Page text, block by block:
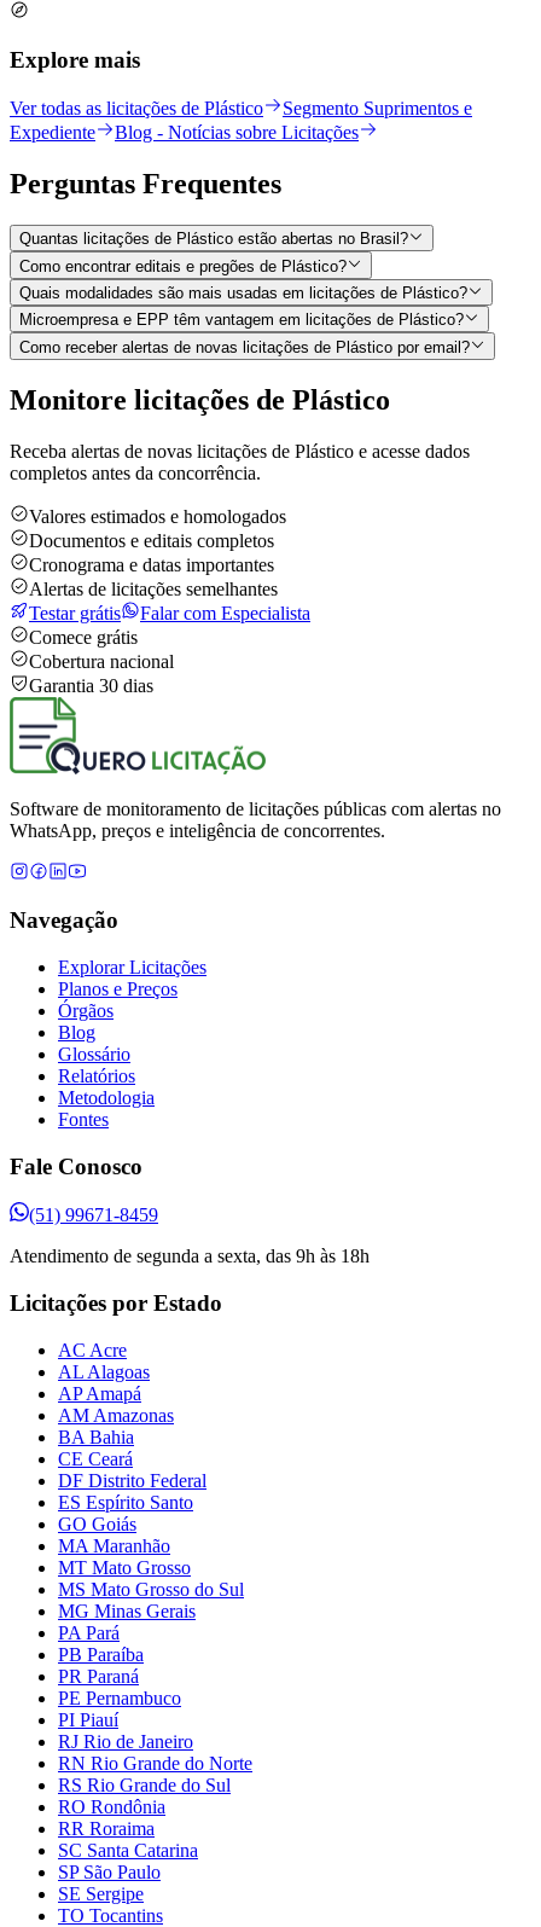
Explore mais
Ver todas as licitações de Plástico
Segmento Suprimentos e
Expediente
Blog - Notícias sobre Licitações
Perguntas Frequentes
Quantas licitações de Plástico estão abertas no Brasil?
Como encontrar editais e pregões de Plástico?
Quais modalidades são mais usadas em licitações de Plástico?
Microempresa e EPP têm vantagem em licitações de Plástico?
Como receber alertas de novas licitações de Plástico por email?
Monitore licitações de Plástico
Receba alertas de novas licitações de Plástico e acesse dados
completos antes da concorrência.
Valores estimados e homologados
Documentos e editais completos
Cronograma e datas importantes
Alertas de licitações semelhantes
Testar grátis
Falar com Especialista
Comece grátis
Cobertura nacional
Garantia 30 dias
Software de monitoramento de licitações públicas com alertas no
WhatsApp, preços e inteligência de concorrentes.
Navegação
Explorar Licitações
Planos e Preços
Órgãos
Blog
Glossário
Relatórios
Metodologia
Fontes
Fale Conosco
(51) 99671-8459
Atendimento de segunda a sexta, das 9h às 18h
Licitações por Estado
AC Acre
AL Alagoas
AP Amapá
AM Amazonas
BA Bahia
CE Ceará
DF Distrito Federal
ES Espírito Santo
GO Goiás
MA Maranhão
MT Mato Grosso
MS Mato Grosso do Sul
MG Minas Gerais
PA Pará
PB Paraíba
PR Paraná
PE Pernambuco
PI Piauí
RJ Rio de Janeiro
RN Rio Grande do Norte
RS Rio Grande do Sul
RO Rondônia
RR Roraima
SC Santa Catarina
SP São Paulo
SE Sergipe
TO Tocantins